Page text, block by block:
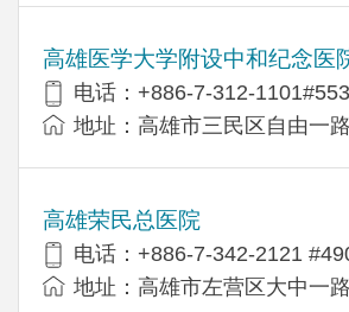
高雄医学大学附设中和纪念医
电话：+886-7-312-
地址：高雄市三民区自由一
高雄荣民总医院
电话：+886-7-342-2121
地址：高雄市左营区大中一